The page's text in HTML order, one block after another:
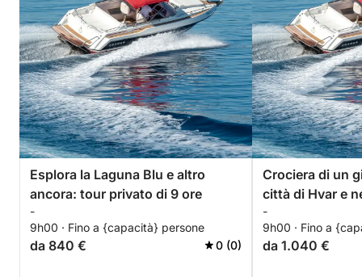
Esplora la Laguna Blu e altro
ancora: tour privato di 9 ore
-
9h00 · Fino a {capacità} persone
da 840 € 0 (0)
Crociera di un
città di Hvar e
11 ore
-
9h00 · Fino a
da 1.040 €